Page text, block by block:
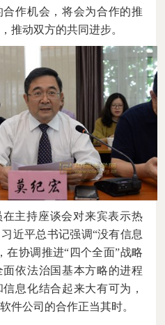
作机会，将会为合作的推
推动双方的共同进步。
主持座谈会对来宾表示热
近平总书记强调“没有信息
在协调推进“四个全面”战略
依法治国基本方略的进程
息化结合起来大有可为，
件公司的合作正当其时。